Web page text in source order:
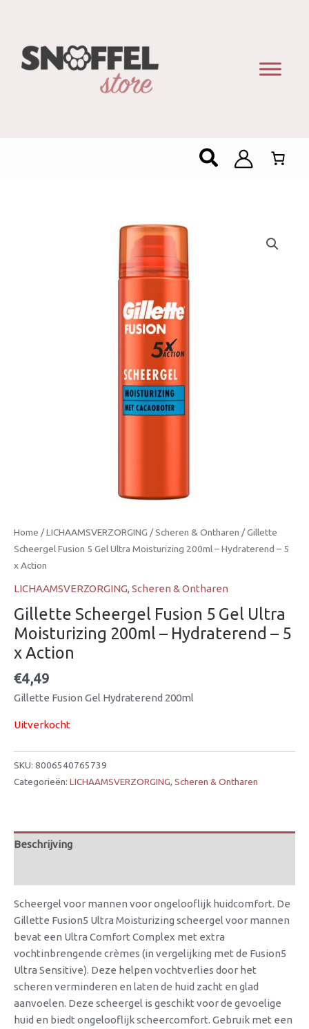
Zoeken
Home /LICHAAMSVERZORGING /Scheren & Ontharen / Gillette
Scheergel Fusion 5 Gel Ultra Moisturizing 200ml – Hydraterend – 5
x Action
LICHAAMSVERZORGING, Scheren & Ontharen
Gillette Scheergel Fusion 5 Gel Ultra
Moisturizing 200ml – Hydraterend – 5
x Action
€4,49
Gillette Fusion Gel Hydraterend 200ml
Uitverkocht
SKU: 8006540765739
Categorieën: LICHAAMSVERZORGING, Scheren & Ontharen
Beschrijving
Scheergel voor mannen voor ongelooflijk huidcomfort. De
Gillette Fusion5 Ultra Moisturizing scheergel voor mannen
bevat een Ultra Comfort Complex met extra
vochtinbrengende crèmes (in vergelijking met de Fusion5
Ultra Sensitive). Deze helpen vochtverlies door het
scheren verminderen en laten de huid zacht en glad
aanvoelen. Deze scheergel is geschikt voor de gevoelige
huid en biedt ongelooflijk scheercomfort. Gebruik met een